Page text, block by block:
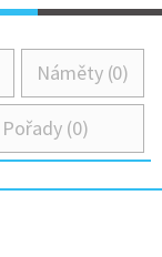
Náměty (0)
Pořady (0)